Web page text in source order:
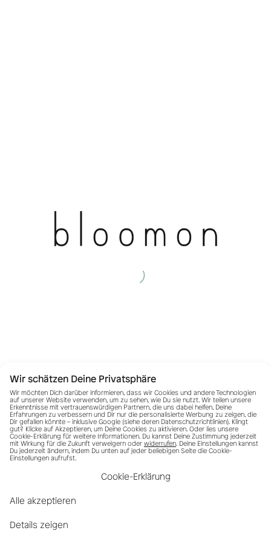
Wir schätzen Deine Privatsphäre
Wir möchten Dich darüber informieren, dass wir Cookies und andere Technologien
auf unserer Website verwenden, um zu sehen, wie Du sie nutzt. Wir teilen unsere
Erkenntnisse mit vertrauenswürdigen Partnern, die uns dabei helfen, Deine
Erfahrungen zu verbessern und Dir nur die personalisierte Werbung zu zeigen, die
Dir gefallen könnte – inklusive Google (siehe deren Datenschutzrichtlinien). Klingt
gut? Klicke auf Akzeptieren, um Deine Cookies zu aktivieren. Oder lies unsere
Cookie-Erklärung für weitere Informationen. Du kannst Deine Zustimmung jederzeit
mit Wirkung für die Zukunft verweigern oder widerrufen . Deine Einstellungen kannst
Du jederzeit ändern, indem Du unten auf jeder beliebigen Seite die Cookie-
Einstellungen aufrufst.
Cookie-Erklärung
Alle akzeptieren
Details zeigen